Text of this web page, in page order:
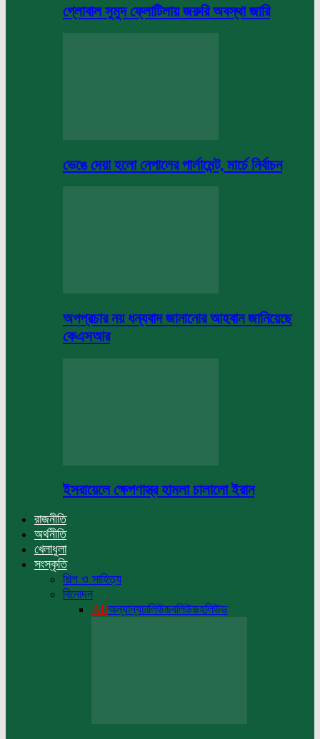
গ্লোবাল সুমুদ ফ্লোটিলায় জরুরি অবস্থা জারি
ভেঙে দেয়া হলো নেপালের পার্লামেন্ট, মার্চে নির্বাচন
অপপ্রচার নয় ধন্যবাদ জানানোর আহবান জানিয়েছে
কেএসআর
ইসরায়েলে ক্ষেপণাস্ত্র হামলা চালালো ইরান
রাজনীতি
অর্থনীতি
খেলাধুলা
সংস্কৃতি
শিল্প ও সাহিত্য
বিনোদন
Allঅন্যান্যঢালিউডবলিউডহলিউড